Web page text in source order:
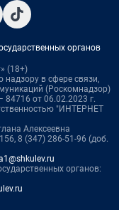
органов
(18+)
в сфере связи,
(Роскомнадзор)
от 06.02.2023 г.
"ИНТЕРНЕТ
Алексеевна
8 (347) 286-51-96 (доб.
органов: